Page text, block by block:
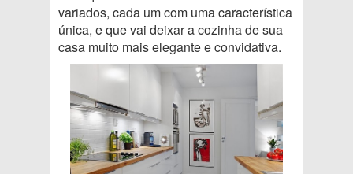
variados, cada um com uma característica
única, e que vai deixar a cozinha de sua
casa muito mais elegante e convidativa.